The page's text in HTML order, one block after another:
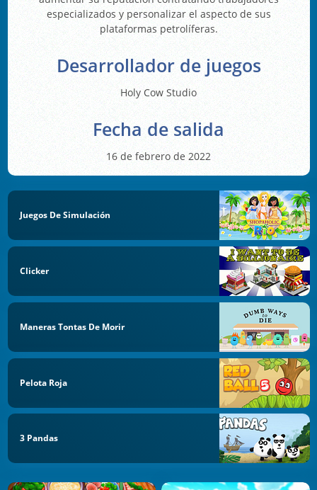
especializados y personalizar el aspecto de sus
plataformas petrolíferas.
Desarrollador de juegos
Holy Cow Studio
Fecha de salida
16 de febrero de 2022
Juegos De Simulación
Clicker
Maneras Tontas De Morir
Pelota Roja
3 Pandas